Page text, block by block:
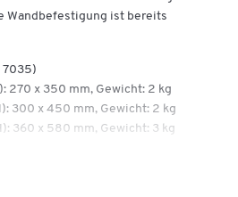
Wandbefestigung ist bereits
7035)
270 x 350 mm, Gewicht: 2 kg
300 x 450 mm, Gewicht: 2 kg
360 x 580 mm, Gewicht: 3 kg